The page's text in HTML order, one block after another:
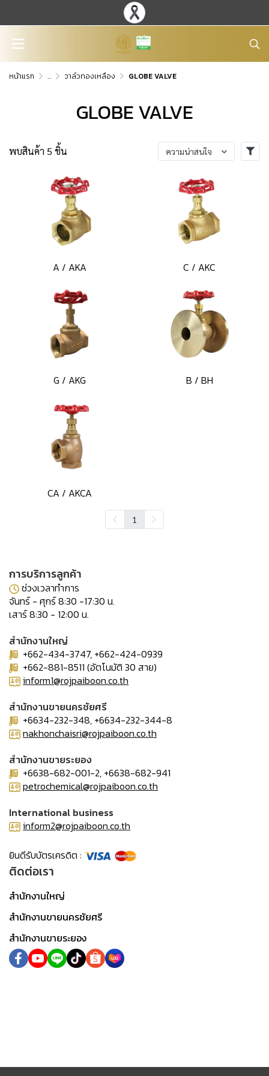
หน้าแรก ... วาล์วทองเหลือง GLOBE VALVE
GLOBE VALVE
พบสินค้า 5 ชิ้น ความน่าสนใจ
A / AKA C / AKC
G / AKG B / BH
CA / AKCA
1
การบริการลูกค้า
ช่วงเวลาทำการ
จันทร์ - ศุกร์ 8:30 -17:30 น.
เสาร์ 8:30 - 12:00 น.
สำนักงานใหญ่
+662-434-3747, +662-424-0939
+662-881-8511 (อัตโนมัติ 30 สาย)
inform1@rojpaiboon.co.th
สำนักงานขายนครชัยศรี
+6634-232-348, +6634-232-344-8
nakhonchaisri@rojpaiboon.co.th
สำนักงานขายระยอง
+6638-682-001-2, +6638-682-941
petrochemical@rojpaiboon.co.th
International business
inform2@rojpaiboon.co.th
ยินดีรับบัตรเครดิต :
ติดต่อเรา
สำนักงานใหญ่
สำนักงานขายนครชัยศรี
สำนักงานขายระยอง